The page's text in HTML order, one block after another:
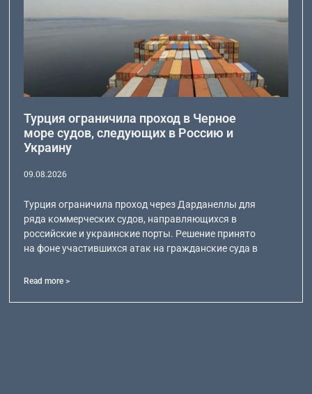
Турция ограничила проход в Черное
море судов, следующих в Россию и
Украину
09.08.2026
Турция ограничила проход через Дарданеллы для
ряда коммерческих судов, направляющихся в
российские и украинские порты. Решение принято
на фоне участившихся атак на гражданские суда в
Read more >